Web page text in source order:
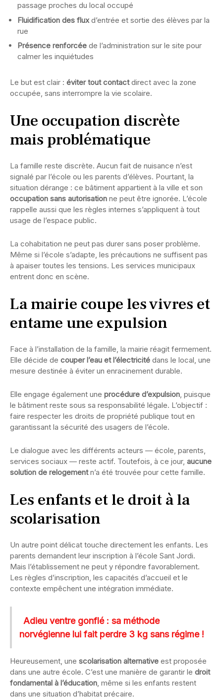
passage proches du local occupé
Fluidification des fluxd’entrée et sortie des élèves par la
rue
Présence renforcée de l’administration sur le site pour
calmer les inquiétudes
Le but est clair : éviter tout contactdirect avec la zone
occupée, sans interrompre la vie scolaire.
Une occupation discrète
mais problématique
La famille reste discrète. Aucun fait de nuisance n’est
signalé par l’école ou les parents d’élèves. Pourtant, la
situation dérange : ce bâtiment appartient à la ville et son
occupation sans autorisation ne peut être ignorée. L’école
rappelle aussi que les règles internes s’appliquent à tout
usage de l’espace public.
La cohabitation ne peut pas durer sans poser problème.
Même si l’école s’adapte, les précautions ne suffisent pas
à apaiser toutes les tensions. Les services municipaux
entrent donc en scène.
La mairie coupe les vivres et
entame une expulsion
Face à l’installation de la famille, la mairie réagit fermement.
Elle décide de couper l’eau et l’électricité dans le local, une
mesure destinée à éviter un enracinement durable.
Elle engage également une procédure d’expulsion, puisque
le bâtiment reste sous sa responsabilité légale. L’objectif :
faire respecter les droits de propriété publique tout en
garantissant la sécurité des usagers de l’école.
Le dialogue avec les différents acteurs — école, parents,
services sociaux — reste actif. Toutefois, à ce jour, aucune
solution de relogementn’a été trouvée pour cette famille.
Les enfants et le droit à la
scolarisation
Un autre point délicat touche directement les enfants. Les
parents demandent leur inscription à l’école Sant Jordi.
Mais l’établissement ne peut y répondre favorablement.
Les règles d’inscription, les capacités d’accueil et le
contexte empêchent une intégration immédiate.
Adieu ventre gonflé : sa méthode
norvégienne lui fait perdre 3 kg sans régime !
Heureusement, une scolarisation alternative est proposée
dans une autre école. C’est une manière de garantir le droit
fondamental à l’éducation, même si les enfants restent
dans une situation d’habitat précaire.